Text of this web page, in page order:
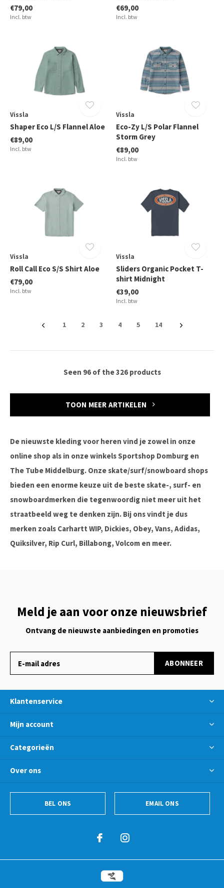
€79,00
Incl. btw
€69,00
Incl. btw
Vissla
Shaper Eco L/S Flannel Aloe
€89,00
Incl. btw
Vissla
Eco-Zy L/S Polar Flannel
Storm Grey
€89,00
Incl. btw
Vissla
Roll Call Eco S/S Shirt Aloe
€79,00
Incl. btw
Vissla
Sliders Organic Pocket T-
shirt Midnight
€39,00
Incl. btw
1 2 3 4 5 14
Seen 96 of the 326 products
TOON MEER ARTIKELEN
De nieuwste kleding voor heren vind je zowel in onze
online shop als in onze winkels Sportshop Domburg en
The Tube Middelburg. Onze skate/surf/snowboard shops
bieden een enorme keuze uit de beste skate-, surf- en
snowboardmerken die tegenwoordig niet meer uit het
straatbeeld weg te denken zijn. Bij ons vindt je dus
merken zoals Carhartt WIP, Dickies, Obey, Vans, Adidas,
Quiksilver, Rip Curl, Billabong, Volcom en meer.
Meld je aan voor onze nieuwsbrief
Ontvang de nieuwste aanbiedingen en promoties
ABONNEER
Klantenservice
Mijn account
Categorieën
Over ons
BEL ONS EMAIL ONS